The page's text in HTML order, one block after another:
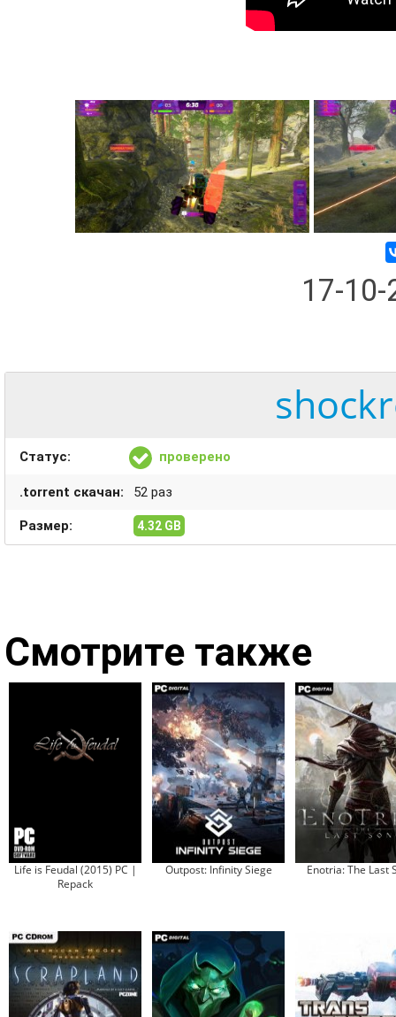
17-
Статус: проверено
.torrent скачан: 52 раз
Размер: 4.32 GB
Смотрите также
Life is Feudal (2015) PC |
Repack
Outpost: Infinity Siege Enotria: The Last